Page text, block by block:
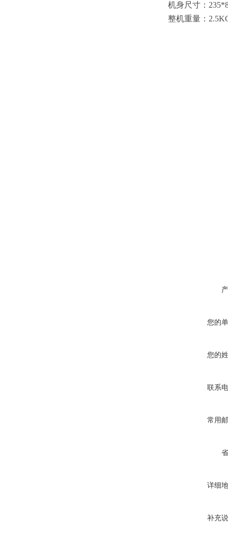
机身尺寸：
整机重量：
您的
您的
联系
常用
详细
补充